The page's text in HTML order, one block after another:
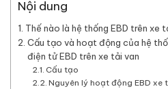
Nội dung
Thế nào là hệ thống EBD trên xe
Cấu tạo và hoạt động của hệ
điện tử EBD trên xe tải van
Cấu tạo
Nguyên lý hoạt động EBD xe